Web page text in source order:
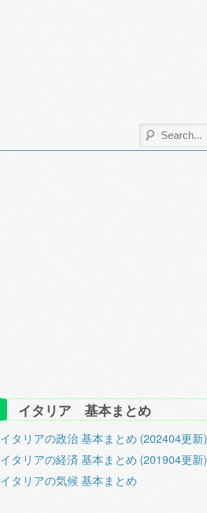
イタリア 基本まとめ
イタリアの政治 基本まとめ (202404更新)
イタリアの経済 基本まとめ (201904更新)
イタリアの気候 基本まとめ